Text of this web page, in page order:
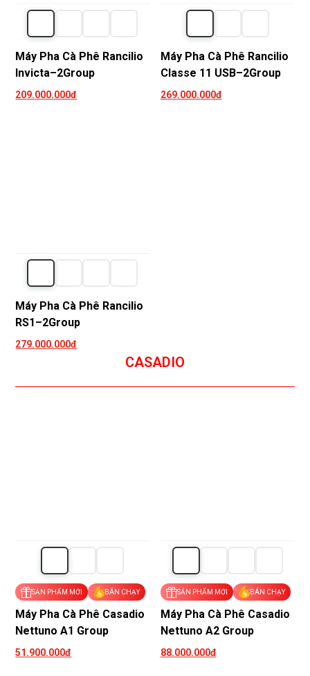
Máy Pha Cà Phê Rancilio
Invicta–2Group
209.000.000đ
Máy Pha Cà Phê Rancilio
Classe 11 USB–2Group
269.000.000đ
Máy Pha Cà Phê Rancilio
RS1–2Group
279.000.000đ
CASADIO
SẢN PHẨM MỚI BÁN CHẠY
Máy Pha Cà Phê Casadio
Nettuno A1 Group
51.900.000đ
SẢN PHẨM MỚI BÁN CHẠY
Máy Pha Cà Phê Casadio
Nettuno A2 Group
88.000.000đ